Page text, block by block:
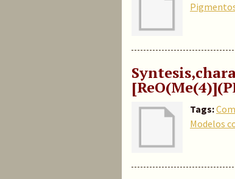
Tags:
Modelos